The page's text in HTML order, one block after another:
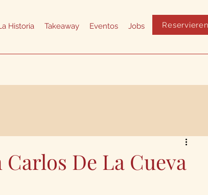
Historia Takeaway Eventos Jobs Reservieren
Carlos De La Cueva